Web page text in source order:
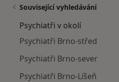
Související vyhledávání
Psychiatři v okolí
Psychiatři Brno-střed
Psychiatři Brno-sever
Psychiatři Brno-Líšeň